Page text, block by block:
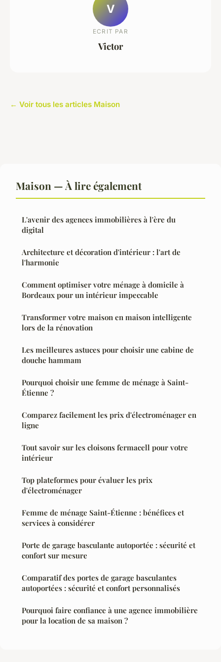
V
ECRIT PAR
Victor
← Voir tous les articles Maison
Maison — À lire également
L'avenir des agences immobilières à l'ère du
digital
Architecture et décoration d'intérieur : l'art de
l'harmonie
Comment optimiser votre ménage à domicile à
Bordeaux pour un intérieur impeccable
Transformer votre maison en maison intelligente
lors de la rénovation
Les meilleures astuces pour choisir une cabine de
douche hammam
Pourquoi choisir une femme de ménage à Saint-
Étienne ?
Comparez facilement les prix d'électroménager en
ligne
Tout savoir sur les cloisons fermacell pour votre
intérieur
Top plateformes pour évaluer les prix
d'électroménager
Femme de ménage Saint-Étienne : bénéfices et
services à considérer
Porte de garage basculante autoportée : sécurité et
confort sur mesure
Comparatif des portes de garage basculantes
autoportées : sécurité et confort personnalisés
Pourquoi faire confiance à une agence immobilière
pour la location de sa maison ?